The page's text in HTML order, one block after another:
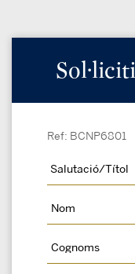
Ref: BCNP6801